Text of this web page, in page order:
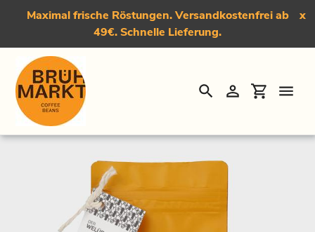
Direkt
Maximal frische Röstungen. Versandkostenfrei ab
49€. Schnelle Lieferung.
x
SuchenEinloggen
Startseite › Der Welür, Medium-Dark Roast Kaffee